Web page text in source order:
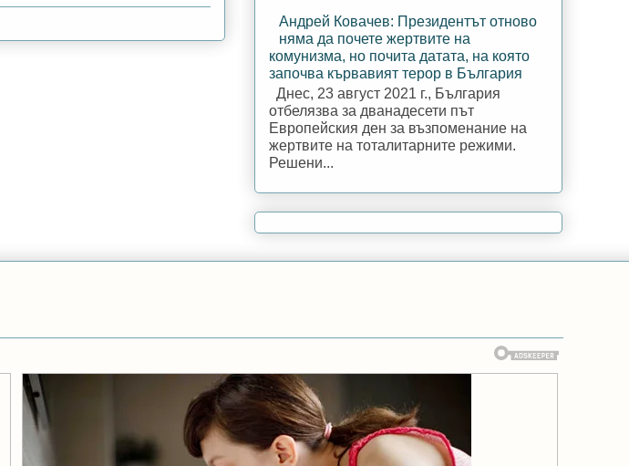
Андрей Ковачев: Президентът отново
няма да почете жертвите на
комунизма, но почита датата, на която
започва кървавият терор в България
Днес, 23 август 2021 г., България
отбелязва за дванадесети път
Европейския ден за възпоменание на
жертвите на тоталитарните режими.
Решени...